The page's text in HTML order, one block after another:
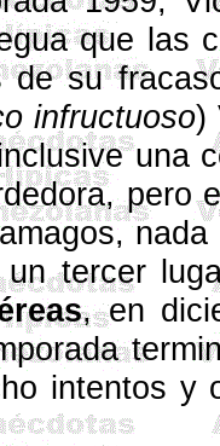
que las
de su
infructuoso)
una
pero
ter­cer
, en
intentos y